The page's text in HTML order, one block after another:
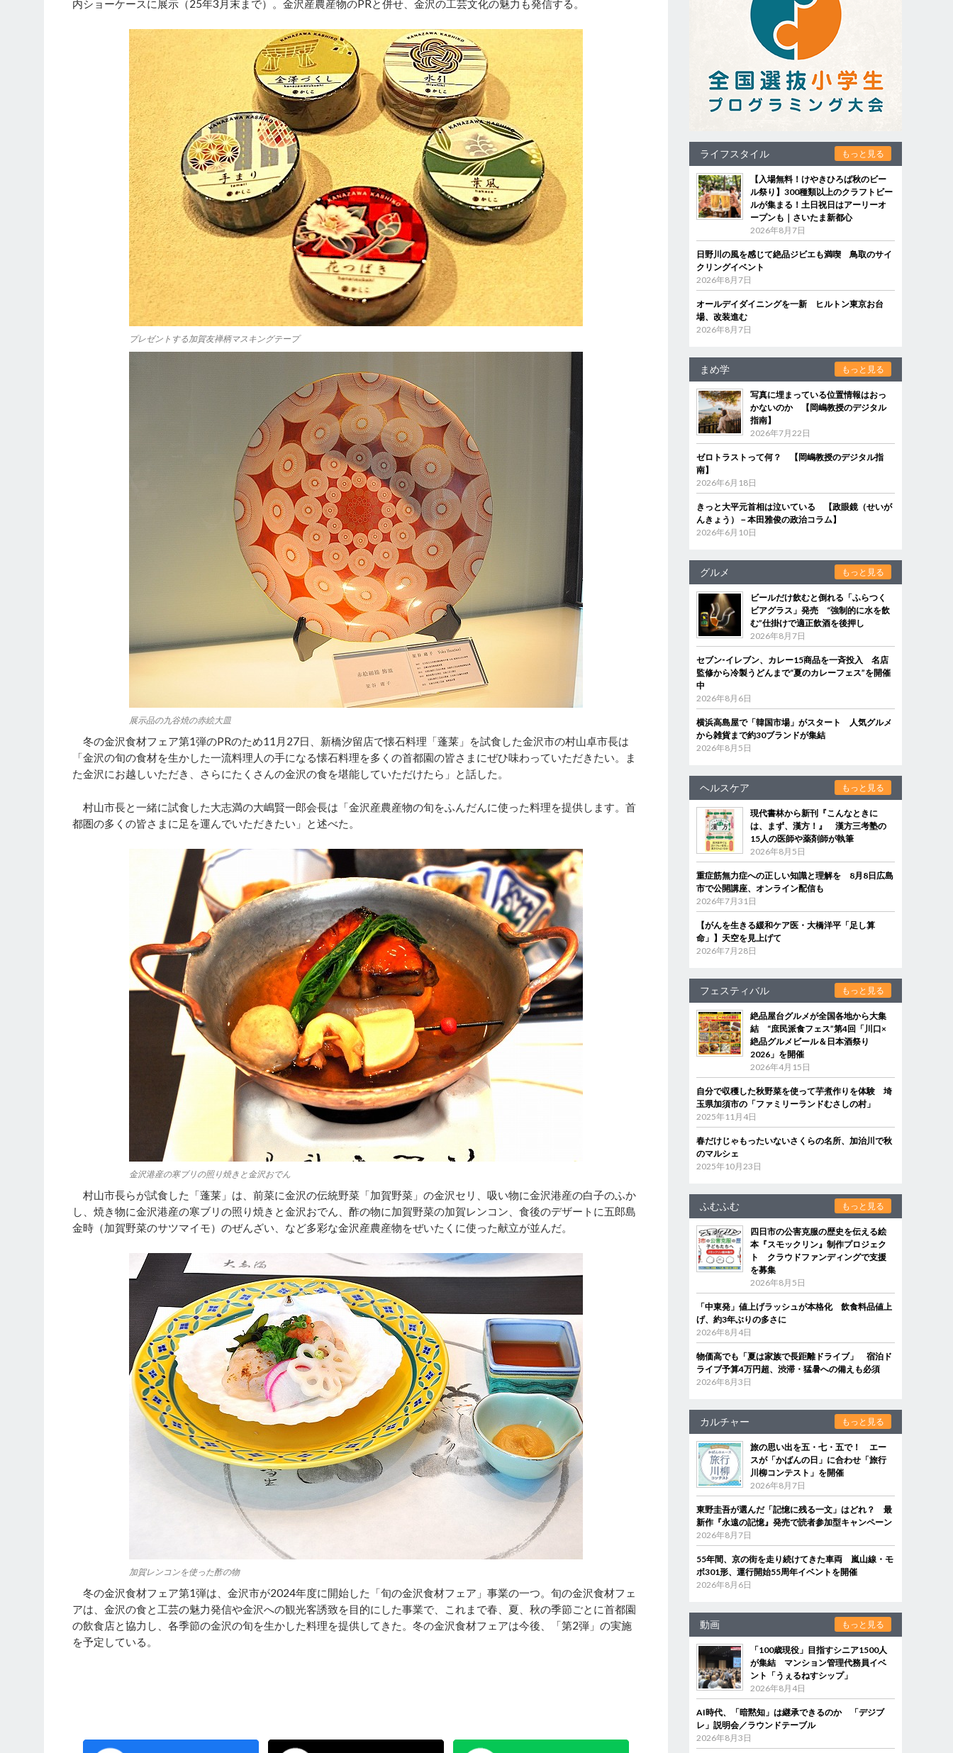
内ショーケースに展示（25年3月末まで）。金沢産農産物のPRと併せ、金沢の工芸文化の魅力も発信する。
プレゼントする加賀友禅柄マスキングテープ
展示品の九谷焼の赤絵大皿
冬の金沢食材フェア第1弾のPRのため11月27日、新橋汐留店で懐石料理「蓬莱」を試食した金沢市の村山卓市長は
「金沢の旬の食材を生かした一流料理人の手になる懐石料理を多くの首都園の皆さまにぜひ味わっていただきたい。ま
た金沢にお越しいただき、さらにたくさんの金沢の食を堪能していただけたら」と話した。
村山市長と一緒に試食した大志満の大嶋賢一郎会長は「金沢産農産物の旬をふんだんに使った料理を提供します。首
都圏の多くの皆さまに足を運んでいただきたい」と述べた。
金沢港産の寒ブリの照り焼きと金沢おでん
村山市長らが試食した「蓬莱」は、前菜に金沢の伝統野菜「加賀野菜」の金沢セリ、吸い物に金沢港産の白子のふか
し、焼き物に金沢港産の寒ブリの照り焼きと金沢おでん、酢の物に加賀野菜の加賀レンコン、食後のデザートに五郎島
金時（加賀野菜のサツマイモ）のぜんざい、など多彩な金沢産農産物をぜいたくに使った献立が並んだ。
加賀レンコンを使った酢の物
冬の金沢食材フェア第1弾は、金沢市が2024年度に開始した「旬の金沢食材フェア」事業の一つ。旬の金沢食材フェ
アは、金沢の食と工芸の魅力発信や金沢への観光客誘致を目的にした事業で、これまで春、夏、秋の季節ごとに首都園
の飲食店と協力し、各季節の金沢の旬を生かした料理を提供してきた。冬の金沢食材フェアは今後、「第2弾」の実施
を予定している。
ライフスタイル もっと見る
【入場無料！けやきひろば秋のビー
ル祭り】300種類以上のクラフトビー
ルが集まる！土日祝日はアーリーオ
ープンも｜さいたま新都心
2026年8月7日
日野川の風を感じて絶品ジビエも満喫 鳥取のサイ
クリングイベント
2026年8月7日
オールデイダイニングを一新 ヒルトン東京お台
場、改装進む
2026年8月7日
まめ学 もっと見る
写真に埋まっている位置情報はおっ
かないのか 【岡嶋教授のデジタル
指南】
2026年7月22日
ゼロトラストって何？ 【岡嶋教授のデジタル指
南】
2026年6月18日
きっと大平元首相は泣いている 【政眼鏡（せいが
んきょう）－本田雅俊の政治コラム】
2026年6月10日
グルメ もっと見る
ビールだけ飲むと倒れる「ふらつく
ビアグラス」発売 “強制的に水を飲
む”仕掛けで適正飲酒を後押し
2026年8月7日
セブン‐イレブン、カレー15商品を一斉投入 名店
監修から冷製うどんまで“夏のカレーフェス”を開催
中
2026年8月6日
横浜高島屋で「韓国市場」がスタート 人気グルメ
から雑貨まで約30ブランドが集結
2026年8月5日
ヘルスケア もっと見る
現代書林から新刊『こんなときに
は、まず、漢方！』 漢方三考塾の
15人の医師や薬剤師が執筆
2026年8月5日
重症筋無力症への正しい知識と理解を 8月8日広島
市で公開講座、オンライン配信も
2026年7月31日
【がんを生きる緩和ケア医・大橋洋平「足し算
命」】天空を見上げて
2026年7月28日
フェスティバル もっと見る
絶品屋台グルメが全国各地から大集
結 “庶民派食フェス”第4回「川口×
絶品グルメビール＆日本酒祭り
2026」を開催
2026年4月15日
自分で収穫した秋野菜を使って芋煮作りを体験 埼
玉県加須市の「ファミリーランドむさしの村」
2025年11月4日
春だけじゃもったいないさくらの名所、加治川で秋
のマルシェ
2025年10月23日
ふむふむ もっと見る
四日市の公害克服の歴史を伝える絵
本『スモックリン』制作プロジェク
ト クラウドファンディングで支援
を募集
2026年8月5日
「中東発」値上げラッシュが本格化 飲食料品値上
げ、約3年ぶりの多さに
2026年8月4日
物価高でも「夏は家族で長距離ドライブ」 宿泊ド
ライブ予算4万円超、渋滞・猛暑への備えも必須
2026年8月3日
カルチャー もっと見る
旅の思い出を五・七・五で！ エー
スが「かばんの日」に合わせ「旅行
川柳コンテスト」を開催
2026年8月7日
東野圭吾が選んだ「記憶に残る一文」はどれ？ 最
新作『永遠の記憶』発売で読者参加型キャンペーン
2026年8月7日
55年間、京の街を走り続けてきた車両 嵐山線・モ
ボ301形、運行開始55周年イベントを開催
2026年8月6日
動画 もっと見る
「100歳現役」目指すシニア1500人
が集結 マンション管理代務員イベ
ント「うぇるねすシップ」
2026年8月4日
AI時代、「暗黙知」は継承できるのか 「デジブ
レ」説明会／ラウンドテーブル
2026年8月3日